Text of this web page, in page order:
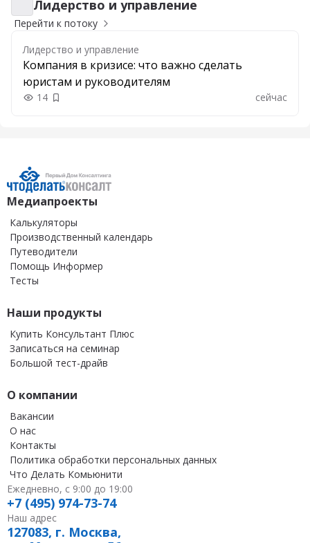
Лидерство и управление
Лидерство и управление
Перейти к потоку
Лидерство и управление
Компания в кризисе: что важно сделать
юристам и руководителям
14 Добавить в закладки сейчас
Медиапроекты
Калькуляторы
Производственный календарь
Путеводители
Помощь Информер
Тесты
Наши продукты
Купить Консультант Плюс
Записаться на семинар
Большой тест-драйв
О компании
Вакансии
О нас
Контакты
Политика обработки персональных данных
Что Делать Комьюнити
Ежедневно, с 9:00 до 19:00
+7 (495) 974-73-74
Наш адрес
127083, г. Москва,